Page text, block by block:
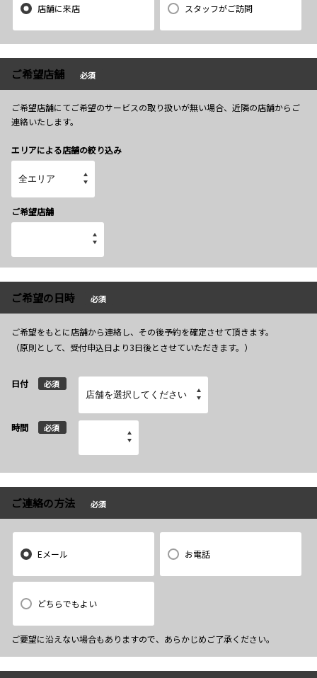
店舗に来店 スタッフがご訪問
ご希望店舗 必須
ご希望店舗にてご希望のサービスの取り扱いが無い場合、近隣の店舗からご
連絡いたします。
エリアによる店舗の絞り込み
ご希望店舗
ご希望の日時 必須
ご希望をもとに店舗から連絡し、その後予約を確定させて頂きます。
（原則として、受付申込日より3日後とさせていただきます。）
日付 必須
時間 必須
ご連絡の方法 必須
Eメール お電話
どちらでもよい
ご要望に沿えない場合もありますので、あらかじめご了承ください。